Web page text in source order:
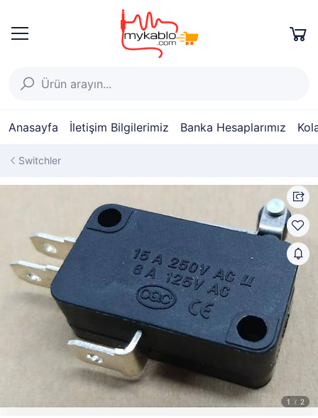
Anasayfa İletişim Bilgilerimiz Banka Hesaplarımız
Switchler